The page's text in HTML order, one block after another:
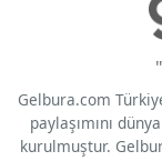
Gelbura.com
paylaşımını
kurulmuştur.